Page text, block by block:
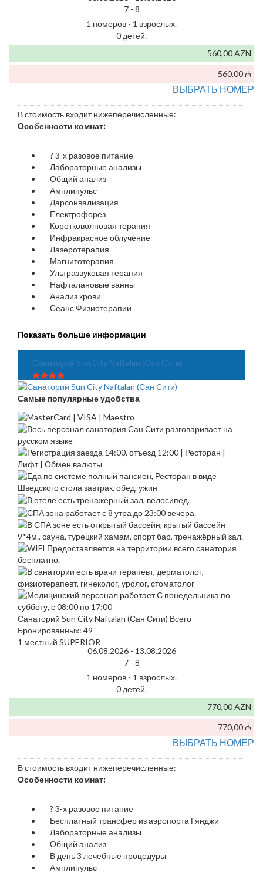
7 - 8
1 номеров - 1 взрослых.
0 детей.
560,00 AZN
560,00 ₼
ВЫБРАТЬ НОМЕР
В стоимость входит нижеперечисленные:
Особенности комнат:
? 3-х разовое питание
Лабораторные анализы
Общий анализ
Амплипульс
Дарсонвализация
Електрофорез
Коротковолновая терапия
Инфракрасное облучение
Лазеротерапия
Магнитотерапия
Ультразвуковая терапия
Нафталановые ванны
Анализ крови
Сеанс Физиотерапии
Показать больше информации
Санаторий Sun City Naftalan (Сан Сити)
Самые популярные удобства
Санаторий Sun City Naftalan (Сан Сити) Всего
Бронированных: 49
1 местный SUPERIOR
06.08.2026 - 13.08.2026
7 - 8
1 номеров - 1 взрослых.
0 детей.
770,00 AZN
770,00 ₼
ВЫБРАТЬ НОМЕР
В стоимость входит нижеперечисленные:
Особенности комнат:
? 3-х разовое питание
Бесплатный трансфер из аэропорта Гянджи
Лабораторные анализы
Общий анализ
В день 3 лечебные процедуры
Амплипульс